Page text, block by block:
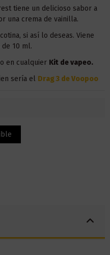
tiene un delicioso sabor a
una crema de vainilla.
si así lo deseas. Viene
10 ml.
en cualquier Kit de vapeo.
sería el Drag 3 de Voopoo